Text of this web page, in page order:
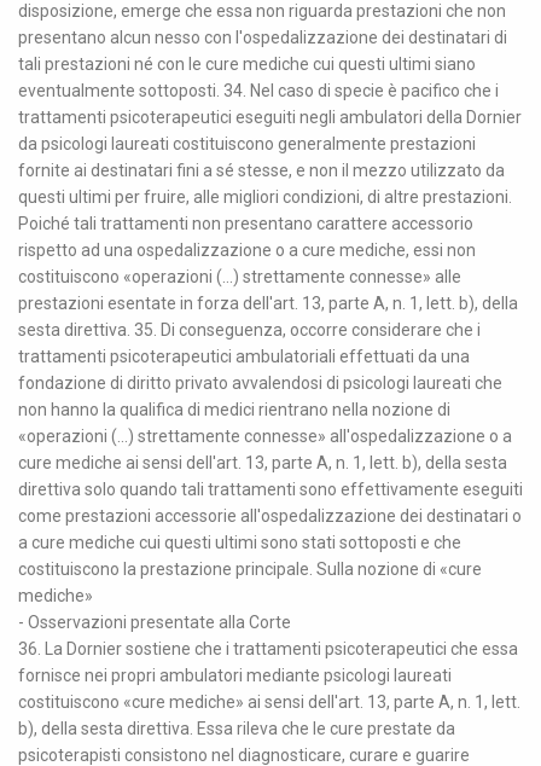
disposizione, emerge che essa non riguarda prestazioni che non
presentano alcun nesso con l'ospedalizzazione dei destinatari di
tali prestazioni né con le cure mediche cui questi ultimi siano
eventualmente sottoposti. 34. Nel caso di specie è pacifico che i
trattamenti psicoterapeutici eseguiti negli ambulatori della Dornier
da psicologi laureati costituiscono generalmente prestazioni
fornite ai destinatari fini a sé stesse, e non il mezzo utilizzato da
questi ultimi per fruire, alle migliori condizioni, di altre prestazioni.
Poiché tali trattamenti non presentano carattere accessorio
rispetto ad una ospedalizzazione o a cure mediche, essi non
costituiscono «operazioni (...) strettamente connesse» alle
prestazioni esentate in forza dell'art. 13, parte A, n. 1, lett. b), della
sesta direttiva. 35. Di conseguenza, occorre considerare che i
trattamenti psicoterapeutici ambulatoriali effettuati da una
fondazione di diritto privato avvalendosi di psicologi laureati che
non hanno la qualifica di medici rientrano nella nozione di
«operazioni (...) strettamente connesse» all'ospedalizzazione o a
cure mediche ai sensi dell'art. 13, parte A, n. 1, lett. b), della sesta
direttiva solo quando tali trattamenti sono effettivamente eseguiti
come prestazioni accessorie all'ospedalizzazione dei destinatari o
a cure mediche cui questi ultimi sono stati sottoposti e che
costituiscono la prestazione principale. Sulla nozione di «cure
mediche»
- Osservazioni presentate alla Corte
36. La Dornier sostiene che i trattamenti psicoterapeutici che essa
fornisce nei propri ambulatori mediante psicologi laureati
costituiscono «cure mediche» ai sensi dell'art. 13, parte A, n. 1, lett.
b), della sesta direttiva. Essa rileva che le cure prestate da
psicoterapisti consistono nel diagnosticare, curare e guarire